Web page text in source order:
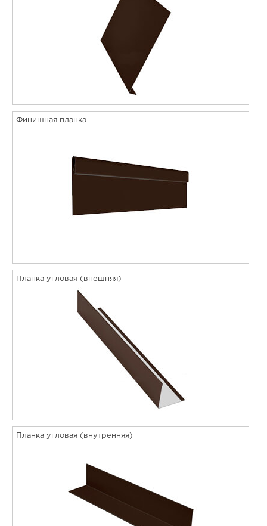
Финишная планка
Планка угловая (внешняя)
Планка угловая (внутренняя)